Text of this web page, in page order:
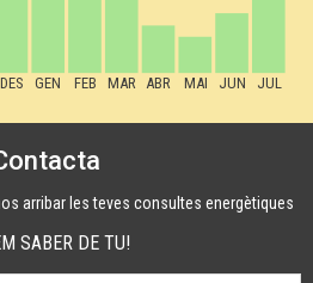
DES GEN FEB MAR ABR MAI JUN JUL
arribar les teves consultes energètiques
SABER DE TU!